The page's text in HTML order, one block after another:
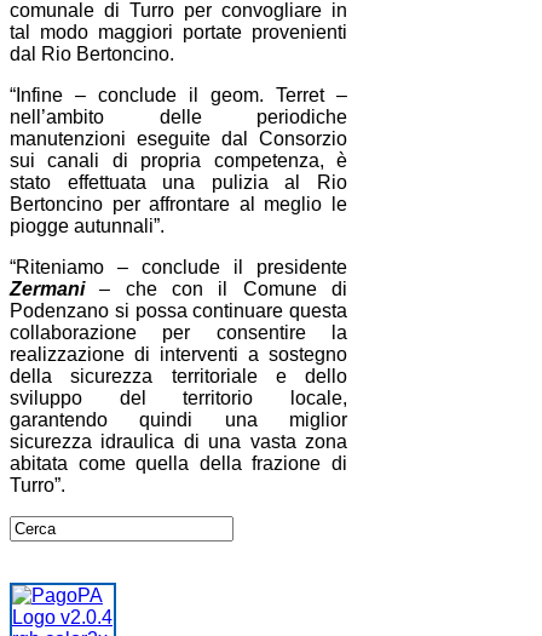
comunale di Turro per convogliare in
tal modo maggiori portate provenienti
dal Rio Bertoncino.
“Infine – conclude il geom. Terret –
nell’ambito delle periodiche
manutenzioni eseguite dal Consorzio
sui canali di propria competenza, è
stato effettuata una pulizia al Rio
Bertoncino per affrontare al meglio le
piogge autunnali”.
“Riteniamo – conclude il presidente
Zermani– che con il Comune di
Podenzano si possa continuare questa
collaborazione per consentire la
realizzazione di interventi a sostegno
della sicurezza territoriale e dello
sviluppo del territorio locale,
garantendo quindi una miglior
sicurezza idraulica di una vasta zona
abitata come quella della frazione di
Turro”.